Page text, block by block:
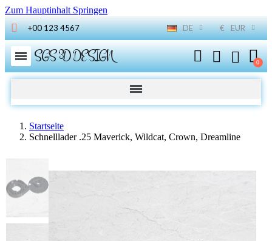
Zum Hauptinhalt Springen
+00 123 4567 DE € EUR
SGS 3D DESIGN
Startseite
Schnelllader .25 Maverick, Wildcat, Crown, Dreamline